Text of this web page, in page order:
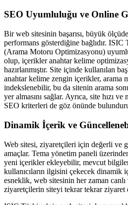
SEO Uyumluluğu ve Online
Bir web sitesinin başarısı, büyük
performans gösterdiğine bağlıdır.
(Arama Motoru Optimizasyonu)
olup, içerikler anahtar kelime
hazırlanmıştır. Site içinde kullanılan
anahtar kelime zengin içerikler, arama
indekslenebilir, bu da sitenin arama
yer almasını sağlar. Ayrıca, site hızı
SEO kriterleri de göz önünde
Dinamik İçerik ve
Web sitesi, ziyaretçileri için değerli ve
amaçlar. Tema yönetim paneli
yeni içerikler ekleyebilir, mevcut
kullanıcıların ilgisini çekecek dinamik
esneklik, web sitesinin her zaman canlı
ziyaretçilerin siteyi tekrar tekrar ziyaret